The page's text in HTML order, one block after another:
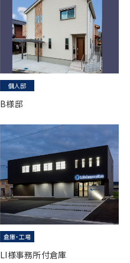
個人邸
B様邸
倉庫・工場
LI様事務所付倉庫